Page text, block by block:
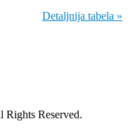
Detaljnija tabela »
Rights Reserved.